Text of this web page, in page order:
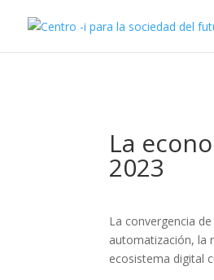
La
2023
La convergencia
automatización, la
ecosistema digital